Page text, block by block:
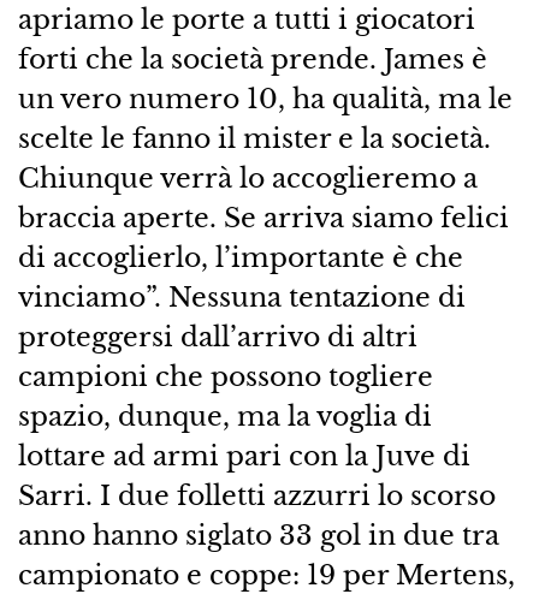
apriamo le porte a tutti i giocatori
forti che la società prende. James è
un vero numero 10, ha qualità, ma le
scelte le fanno il mister e la società.
Chiunque verrà lo accoglieremo a
braccia aperte. Se arriva siamo felici
di accoglierlo, l’importante è che
vinciamo”. Nessuna tentazione di
proteggersi dall’arrivo di altri
campioni che possono togliere
spazio, dunque, ma la voglia di
lottare ad armi pari con la Juve di
Sarri. I due folletti azzurri lo scorso
anno hanno siglato 33 gol in due tra
campionato e coppe: 19 per Mertens,